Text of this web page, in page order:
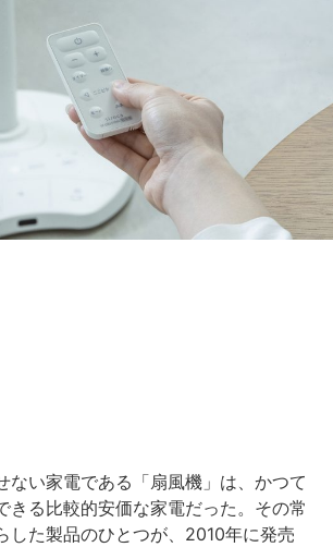
ない家電である「扇風機」は、かつて
きる比較的安価な家電だった。その常
した製品のひとつが、2010年に発売